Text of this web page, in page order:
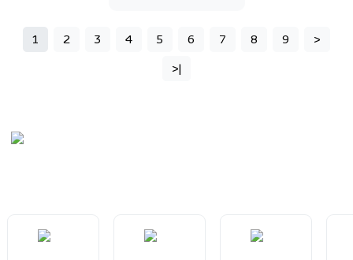
1 2 3 4 5 6 7 8 9
>
>|